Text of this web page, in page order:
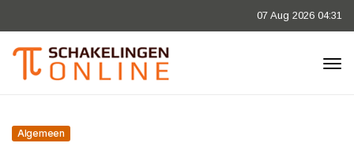
07 Aug 2026 04:31
Algemeen